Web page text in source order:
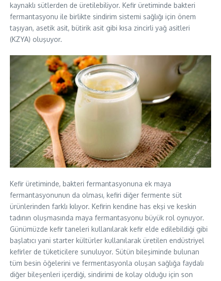
kaynaklı sütlerden de üretilebiliyor. Kefir üretiminde bakteri
fermantasyonu ile birlikte sindirim sistemi sağlığı için önem
taşıyan, asetik asit, bütirik asit gibi kısa zincirli yağ asitleri
(KZYA) oluşuyor.
Kefir üretiminde, bakteri fermantasyonuna ek maya
fermantasyonunun da olması, kefiri diğer fermente süt
ürünlerinden farklı kılıyor. Kefirin kendine has ekşi ve keskin
tadının oluşmasında maya fermantasyonu büyük rol oynuyor.
Günümüzde kefir taneleri kullanılarak kefir elde edilebildiği gibi
başlatıcı yani starter kültürler kullanılarak üretilen endüstriyel
kefirler de tüketicilere sunuluyor. Sütün bileşiminde bulunan
tüm besin öğelerini ve fermentasyonla oluşan sağlığa faydalı
diğer bileşenleri içerdiği, sindirimi de kolay olduğu için son